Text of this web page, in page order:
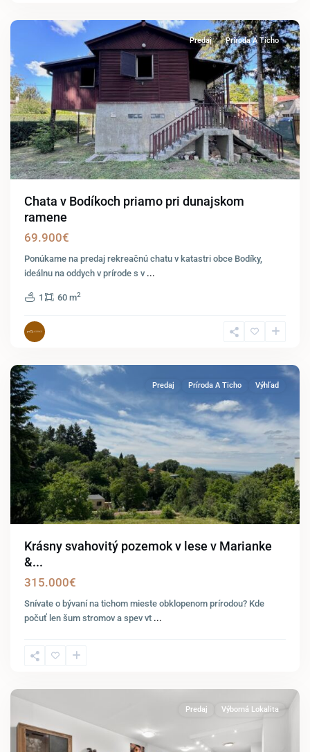
Predaj Príroda A Ticho
Chata v Bodíkoch priamo pri dunajskom
ramene
69.900€
Ponúkame na predaj rekreačnú chatu v katastri obce Bodíky,
ideálnu na oddych v prírode s v ...
1 60 m2
Predaj Príroda A Ticho Výhľad
Krásny svahovitý pozemok v lese v Marianke
&...
315.000€
Snívate o bývaní na tichom mieste obklopenom prírodou? Kde
počuť len šum stromov a spev vt ...
Predaj Výborná Lokalita